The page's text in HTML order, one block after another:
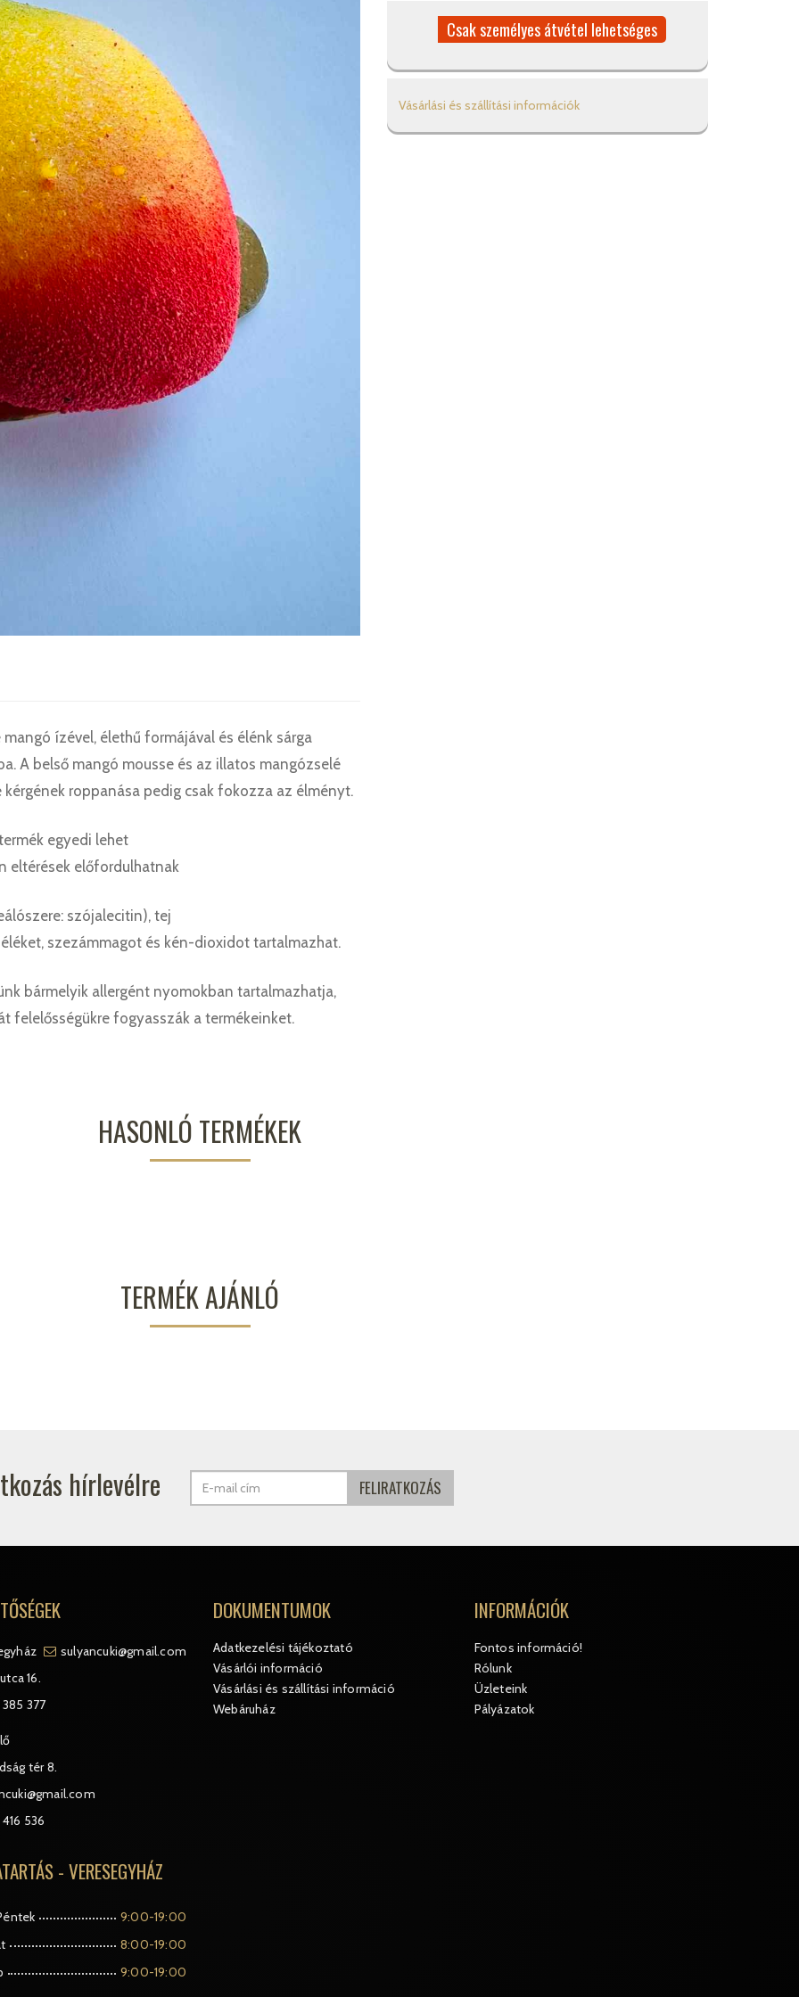
ízével, élethű formájával és élénk sárga
A belső mangó mousse és az illatos mangózselé
roppanása pedig csak fokozza az élményt.
egyedi lehet
eltérések előfordulhatnak
szójalecitin), tej
szezámmagot és kén-dioxidot tartalmazhat.
bármelyik allergént nyomokban tartalmazhatja,
felelősségükre fogyasszák a termékeinket.
Csak személyes átvétel lehetséges
Vásárlási és szállítási információk
HASONLÓ TERMÉKEK
TERMÉK AJÁNLÓ
hírlevélre
16.
sulyancuki@gmail.com
377
tér 8.
536
- VERESEGYHÁZ
9:00-19:00
8:00-19:00
9:00-19:00
DOKUMENTUMOK
Adatkezelési tájékoztató
Vásárlói információ
Vásárlási és szállítási információ
Webáruház
INFORMÁCIÓK
Fontos információ!
Rólunk
Üzleteink
Pályázatok